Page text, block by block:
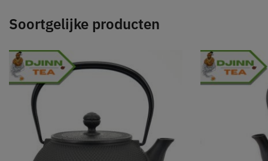
Soortgelijke producten